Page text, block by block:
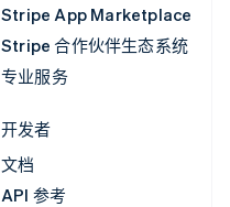
Stripe App Marketplace
Stripe 合作伙伴生态系统
专业服务
开发者
文档
API 参考